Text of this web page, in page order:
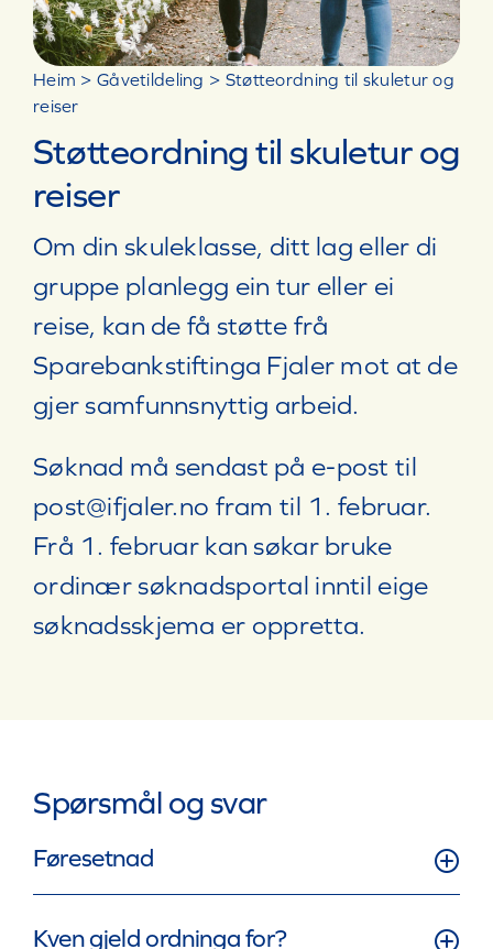
Heim >Gåvetildeling > Støtteordning til skuletur og
reiser
Støtteordning til skuletur og
reiser
Om din skuleklasse, ditt lag eller di
gruppe planlegg ein tur eller ei
reise, kan de få støtte frå
Sparebankstiftinga Fjaler mot at de
gjer samfunnsnyttig arbeid.
Søknad må sendast på e-post til
post@ifjaler.no fram til 1. februar.
Frå 1. februar kan søkar bruke
ordinær søknadsportal inntil eige
søknadsskjema er oppretta.
Spørsmål og svar
Føresetnad
Kven gjeld ordninga for?